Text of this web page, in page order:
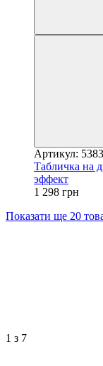
Артикул:
Табличка на
эффект
1 298 грн
Показати ще 20
1 з 7